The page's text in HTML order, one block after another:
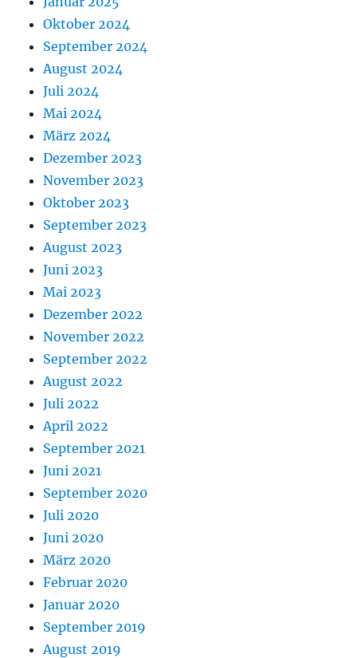
Oktober 2024
September 2024
August 2024
Juli 2024
Mai 2024
März 2024
Dezember 2023
November 2023
Oktober 2023
September 2023
August 2023
Juni 2023
Mai 2023
Dezember 2022
November 2022
September 2022
August 2022
Juli 2022
April 2022
September 2021
Juni 2021
September 2020
Juli 2020
Juni 2020
März 2020
Februar 2020
Januar 2020
September 2019
August 2019